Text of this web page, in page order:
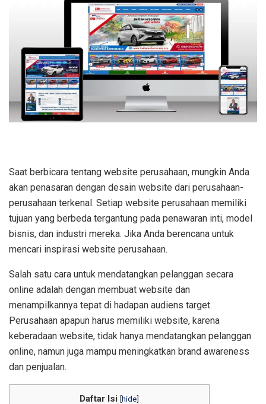
Saat berbicara tentang website perusahaan, mungkin Anda
akan penasaran dengan desain website dari perusahaan-
perusahaan terkenal. Setiap website perusahaan memiliki
tujuan yang berbeda tergantung pada penawaran inti, model
bisnis, dan industri mereka. Jika Anda berencana untuk
mencari inspirasi website perusahaan.
Salah satu cara untuk mendatangkan pelanggan secara
online adalah dengan membuat website dan
menampilkannya tepat di hadapan audiens target.
Perusahaan apapun harus memiliki website, karena
keberadaan website, tidak hanya mendatangkan pelanggan
online, namun juga mampu meningkatkan brand awareness
dan penjualan.
Daftar Isi [hide]